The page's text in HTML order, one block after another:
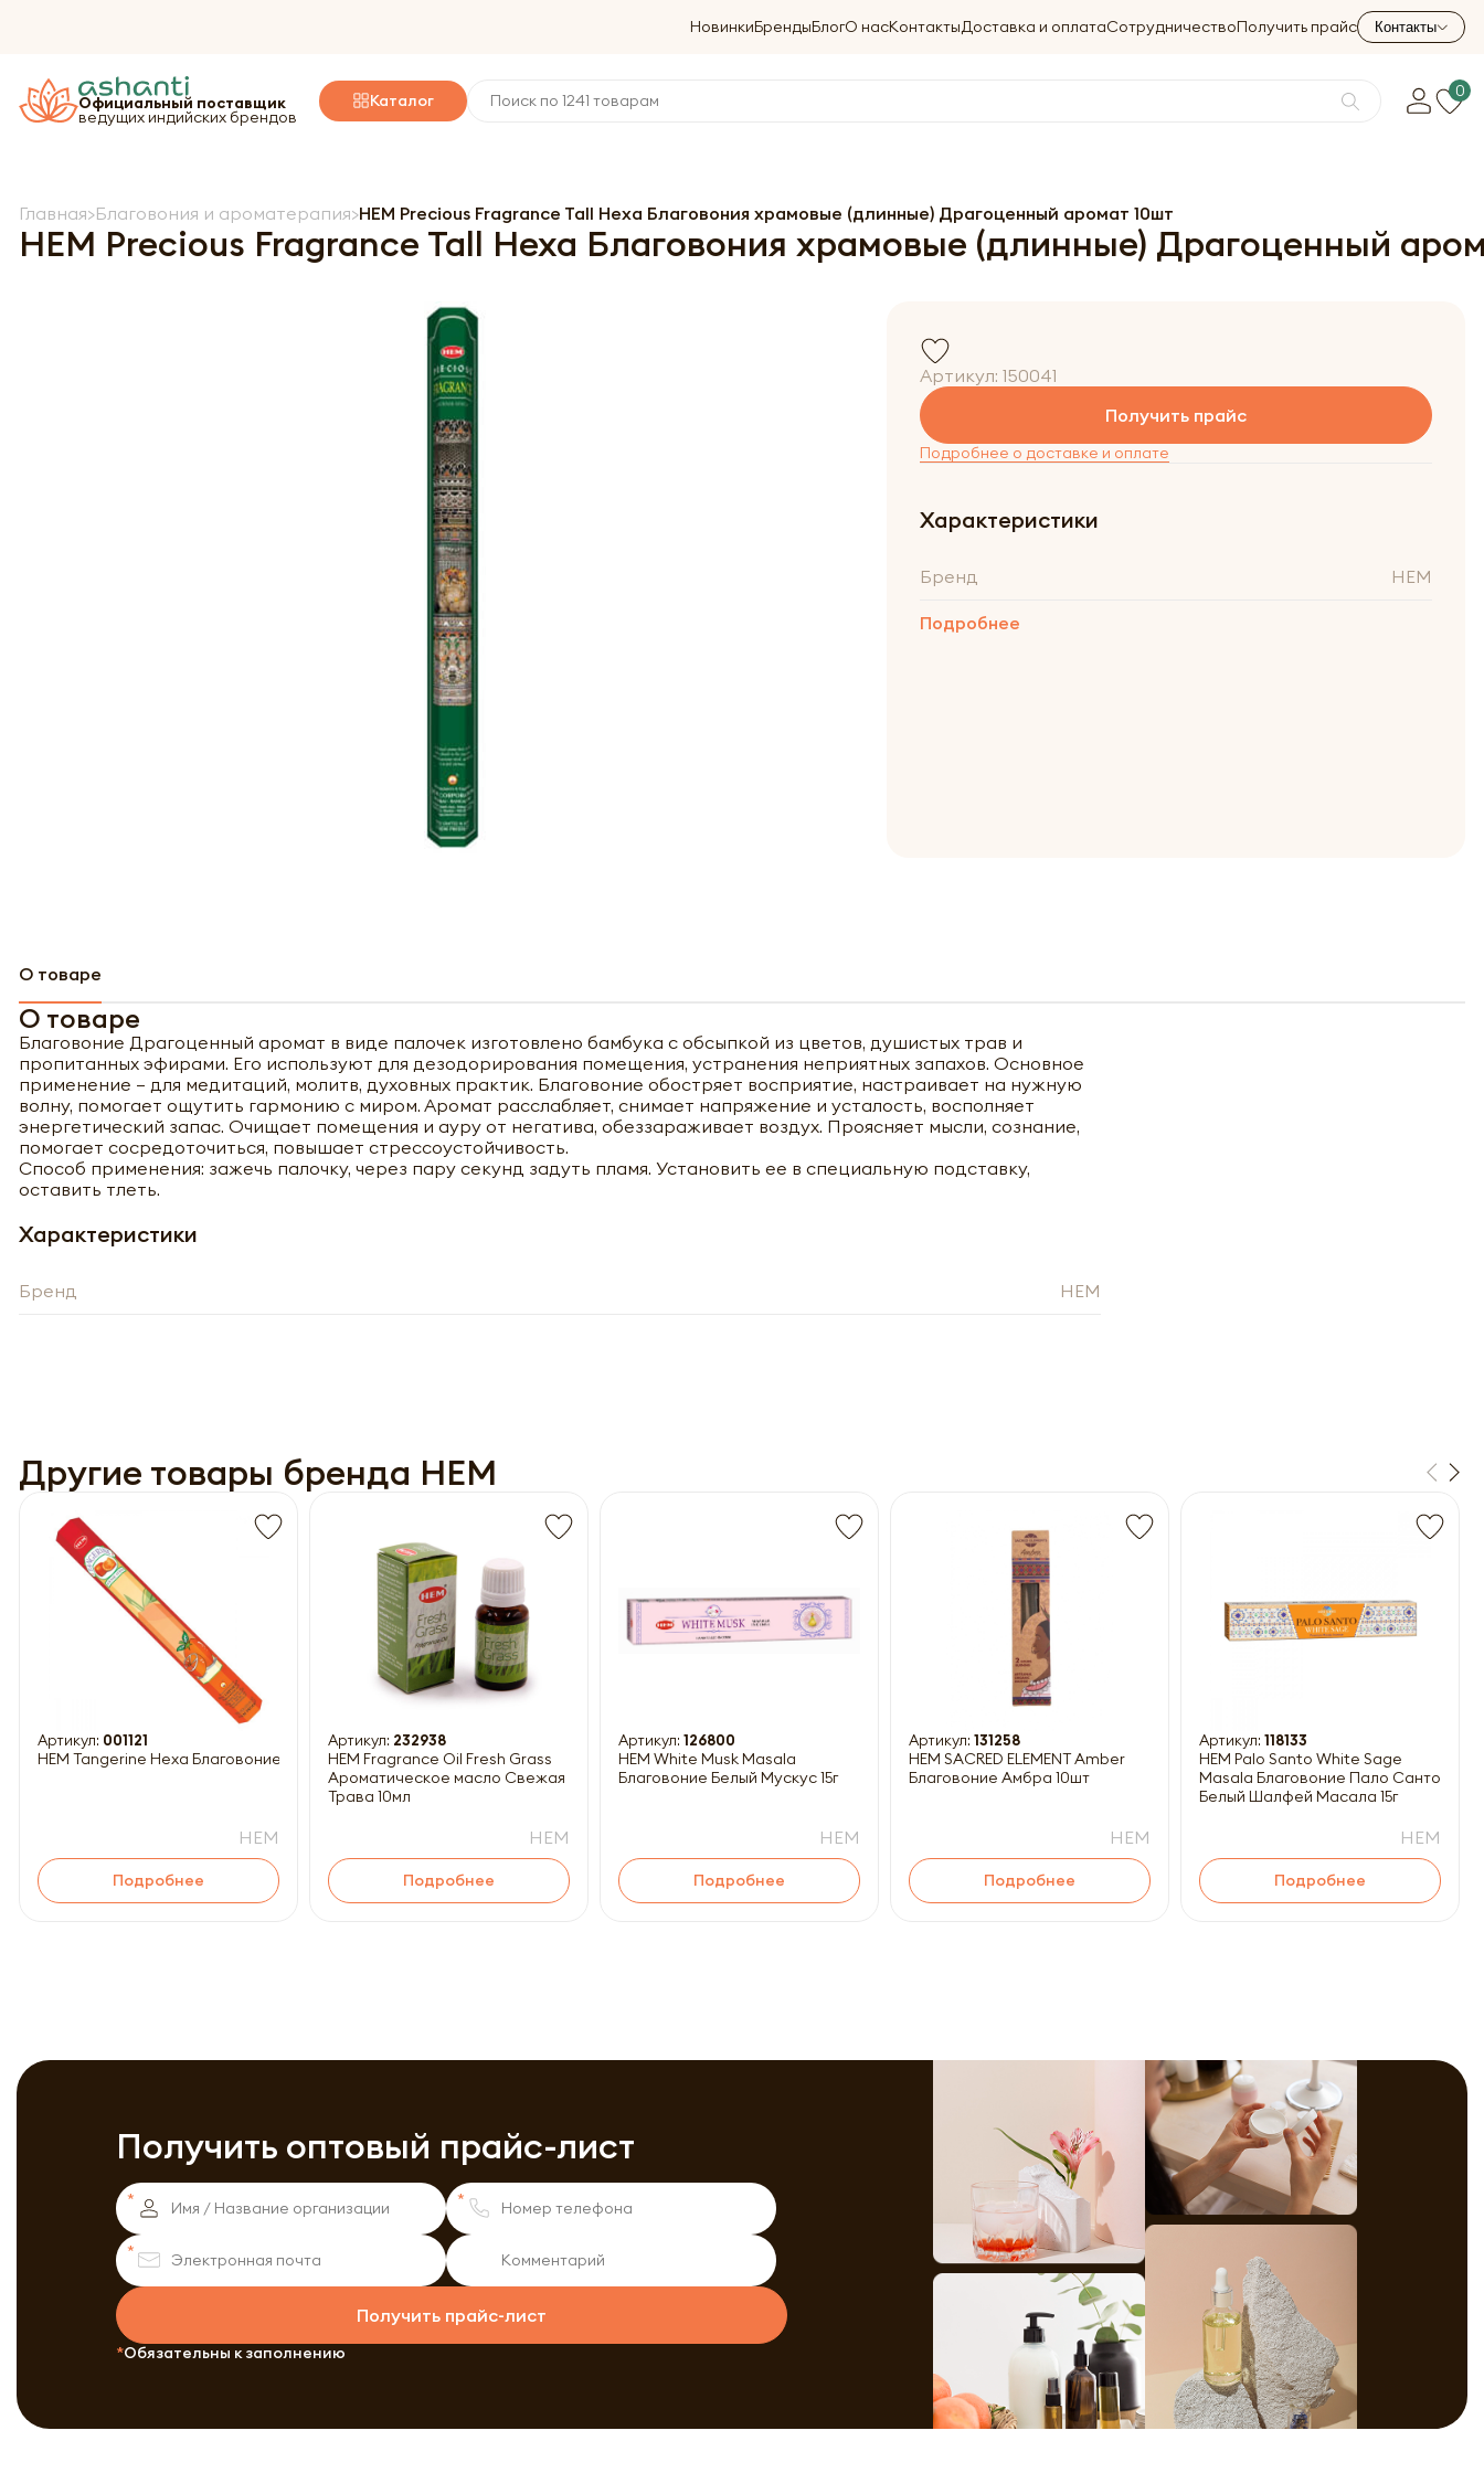
НовинкиБрендыБлогО насКонтактыДоставка и оплатаСотрудничествоПолучить прайс Контакты
Официальный поставщик
ведущих индийских брендов
Каталог 0
Главная Благовония и ароматерапия HEM Precious Fragrance Tall Hexa Благовония храмовые (длинные) Драгоценный аромат 10шт
HEM Precious Fragrance Tall Hexa Благовония храмовые (длинные) Драгоценный
Артикул: 150041
Получить прайс
Подробнее о доставке и оплате
Характеристики
Бренд HEM
Подробнее
О товаре
О товаре
Благовоние Драгоценный аромат в виде палочек изготовлено бамбука с обсыпкой из цветов, душистых трав и
пропитанных эфирами. Его используют для дезодорирования помещения, устранения неприятных запахов. Основное
применение – для медитаций, молитв, духовных практик. Благовоние обостряет восприятие, настраивает на нужную
волну, помогает ощутить гармонию с миром. Аромат расслабляет, снимает напряжение и усталость, восполняет
энергетический запас. Очищает помещения и ауру от негатива, обеззараживает воздух. Проясняет мысли, сознание,
помогает сосредоточиться, повышает стрессоустойчивость.
Способ применения: зажечь палочку, через пару секунд задуть пламя. Установить ее в специальную подставку,
оставить тлеть.
Характеристики
Бренд HEM
Другие товары бренда HEM
Артикул: 001121
HEM Tangerine Hexa Благовоние Мандарин 20шт
HEM
Подробнее
Артикул: 232938
HEM Fragrance Oil Fresh Grass
Ароматическое масло Свежая
Трава 10мл
HEM
Подробнее
Артикул: 126800
HEM White Musk Masala
Благовоние Белый Мускус 15г
HEM
Подробнее
Артикул: 131258
HEM SACRED ELEMENT Amber
Благовоние Амбра 10шт
HEM
Подробнее
Артикул: 118133
HEM Palo Santo White Sage
Masala Благовоние Пало Санто-
Белый Шалфей Масала 15г
HEM
Подробнее
Получить оптовый прайс-лист
Получить прайс-лист
Обязательны к заполнению
Получить прайс-лист
Обязательны к заполнению